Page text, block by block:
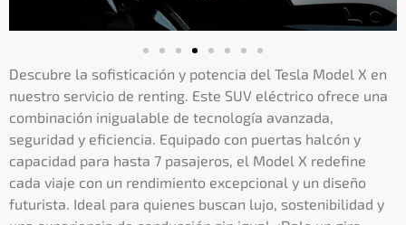
Descubre la sofisticación y potencia del Tesla Model X en
nuestro servicio de renting. Este SUV eléctrico ofrece una
combinación inigualable de tecnología avanzada,
seguridad y eficiencia. Equipado con puertas halcón y
capacidad para hasta 7 pasajeros, el Model X redefine
cada viaje con un rendimiento excepcional y un diseño
futurista. Ideal para quienes buscan lujo, sostenibilidad y